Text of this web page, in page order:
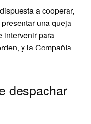
a cooperar,
una queja
intervenir para
y la Compañía
despachar